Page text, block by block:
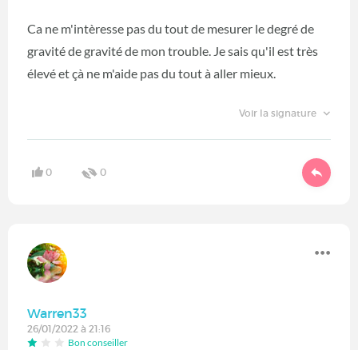
Ca ne m'intèresse pas du tout de mesurer le degré de
gravité de gravité de mon trouble. Je sais qu'il est très
élevé et çà ne m'aide pas du tout à aller mieux.
Voir la signature
0 0
Warren33
26/01/2022 à 21:16
Bon conseiller